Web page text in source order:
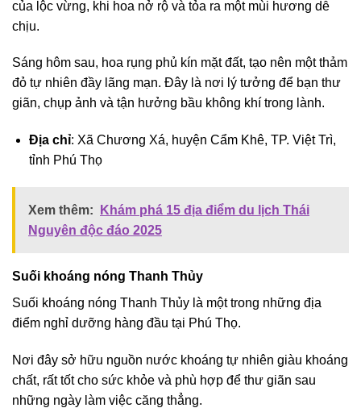
của lộc vừng, khi hoa nở rộ và tỏa ra một mùi hương dễ
chịu.
Sáng hôm sau, hoa rụng phủ kín mặt đất, tạo nên một thảm
đỏ tự nhiên đầy lãng mạn. Đây là nơi lý tưởng để bạn thư
giãn, chụp ảnh và tận hưởng bầu không khí trong lành.
Địa chỉ: Xã Chương Xá, huyện Cẩm Khê, TP. Việt Trì,
tỉnh Phú Thọ
Xem thêm:
Khám phá 15 địa điểm du lịch Thái
Nguyên độc đáo 2025
Suối khoáng nóng Thanh Thủy
Suối khoáng nóng Thanh Thủy là một trong những địa
điểm nghỉ dưỡng hàng đầu tại Phú Thọ.
Nơi đây sở hữu nguồn nước khoáng tự nhiên giàu khoáng
chất, rất tốt cho sức khỏe và phù hợp để thư giãn sau
những ngày làm việc căng thẳng.